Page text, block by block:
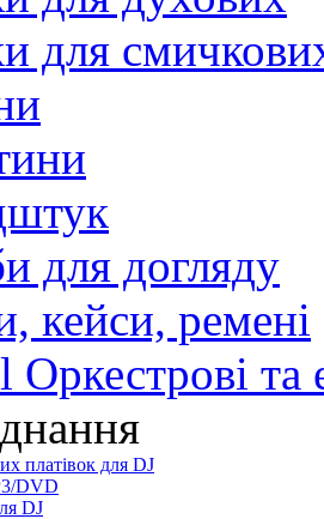
для
для догляду
кейси, ремені
та
платівок для DJ
DVD
DJ